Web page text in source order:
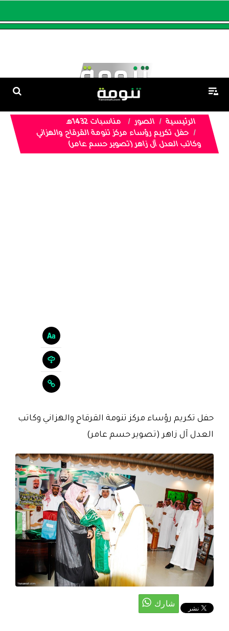
الرئيسية الصور
مناسبات 1432هـ
حفل تكريم رؤساء مركز تنومة القرقاح والهزاني
وكاتب العدل آل زاهر (تصوير حسم عامر)
حفل تكريم رؤساء مركز تنومة القرقاح والهزاني وكاتب
العدل آل زاهر (تصوير حسم عامر)